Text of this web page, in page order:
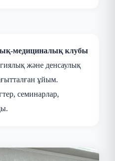
медициналық клубы
және денсаулық
ұйым.
семинарлар,